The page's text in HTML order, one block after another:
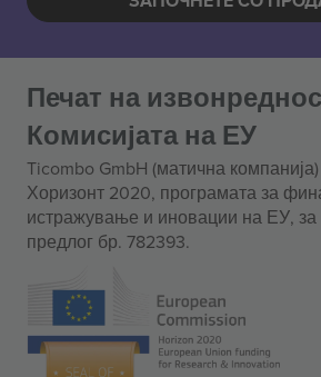
Печат на
Комисијата на ЕУ
Ticombo GmbH (матична
Хоризонт 2020, програмата за
истражување и иновации на ЕУ, за
предлог бр. 782393.